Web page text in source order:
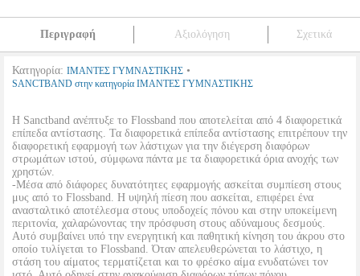
Περιγραφή Αξιολόγηση Σχετικά
Κατηγορία: ΙΜΑΝΤΕΣ ΓΥΜΝΑΣΤΙΚΗΣ •
SANCTBAND στην κατηγορία ΙΜΑΝΤΕΣ ΓΥΜΝΑΣΤΙΚΗΣ
H Sanctband ανέπτυξε το Flossband που αποτελείται από 4 διαφορετικά
επίπεδα αντίστασης. Τα διαφορετικά επίπεδα αντίστασης επιτρέπουν την
διαφορετική εφαρμογή των λάστιχων για την διέγερση διαφόρων
στρωμάτων ιστού, σύμφωνα πάντα με τα διαφορετικά όρια ανοχής των
χρηστών.
-Μέσα από διάφορες δυνατότητες εφαρμογής ασκείται συμπίεση στους
μυς από το Flossband. Η υψηλή πίεση που ασκείται, επιφέρει ένα
ανασταλτικό αποτέλεσμα στους υποδοχείς πόνου και στην υποκείμενη
περιτονία, χαλαρώνοντας την πρόσφυση στους αδύναμους δεσμούς.
Αυτό συμβαίνει υπό την ενεργητική και παθητική κίνηση του άκρου στο
οποίο τυλίγεται το Flossband. Όταν απελευθερώνεται το λάστιχο, η
στάση του αίματος τερματίζεται και το φρέσκο αίμα ενυδατώνει τον